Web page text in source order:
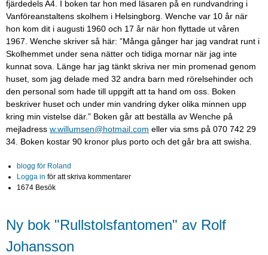
fjärdedels A4. I boken tar hon med läsaren på en rundvandring i
Vanföreanstaltens skolhem i Helsingborg. Wenche var 10 år när
hon kom dit i augusti 1960 och 17 år när hon flyttade ut våren
1967. Wenche skriver så här: ”Många gånger har jag vandrat runt i
Skolhemmet under sena nätter och tidiga mornar när jag inte
kunnat sova. Länge har jag tänkt skriva ner min promenad genom
huset, som jag delade med 32 andra barn med rörelsehinder och
den personal som hade till uppgift att ta hand om oss. Boken
beskriver huset och under min vandring dyker olika minnen upp
kring min vistelse där.” Boken går att beställa av Wenche på
mejladress w.willumsen@hotmail.com eller via sms på 070 742 29
34. Boken kostar 90 kronor plus porto och det går bra att swisha.
blogg för Roland
Logga in för att skriva kommentarer
1674 Besök
Ny bok "Rullstolsfantomen" av Rolf
Johansson